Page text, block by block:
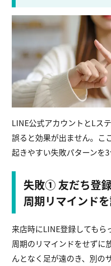
LINE公式アカウントとLス
誤ると効果が出ません。こ
起きやすい失敗パターンを3
失敗① 友だち登録
周期リマインド
来店時にLINE登録してもら
周期のリマインドをせずに
んとなく足が遠のき、別の